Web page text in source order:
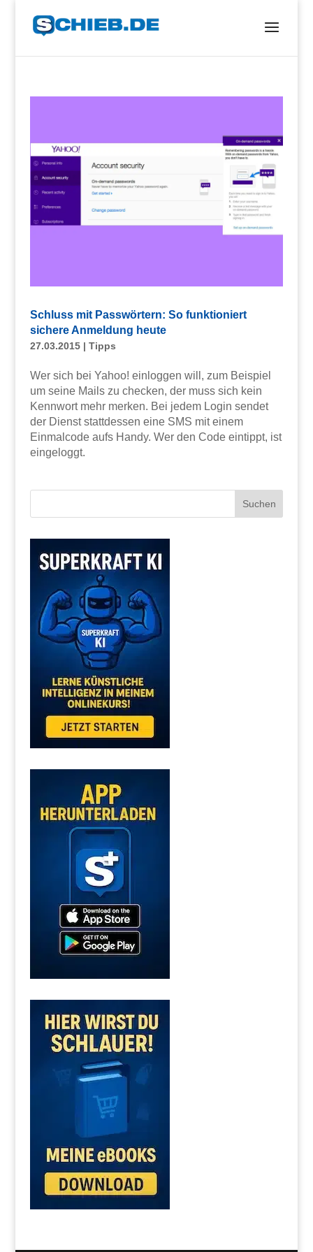
Schluss mit Passwörtern: So funktioniert
sichere Anmeldung heute
27.03.2015| Tipps
Wer sich bei Yahoo! einloggen will, zum Beispiel
um seine Mails zu checken, der muss sich kein
Kennwort mehr merken. Bei jedem Login sendet
der Dienst stattdessen eine SMS mit einem
Einmalcode aufs Handy. Wer den Code eintippt, ist
eingeloggt.